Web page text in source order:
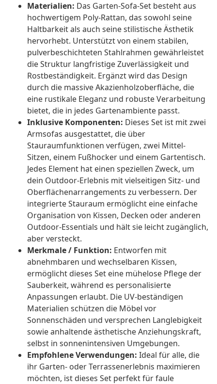
Materialien: Das Garten-Sofa-Set besteht aus
hochwertigem Poly-Rattan, das sowohl seine
Haltbarkeit als auch seine stilistische Ästhetik
hervorhebt. Unterstützt von einem stabilen,
pulverbeschichteten Stahlrahmen gewährleistet
die Struktur langfristige Zuverlässigkeit und
Rostbeständigkeit. Ergänzt wird das Design
durch die massive Akazienholzoberfläche, die
eine rustikale Eleganz und robuste Verarbeitung
bietet, die in jedes Gartenambiente passt.
Inklusive Komponenten: Dieses Set ist mit zwei
Armsofas ausgestattet, die über
Stauraumfunktionen verfügen, zwei Mittel-
Sitzen, einem Fußhocker und einem Gartentisch.
Jedes Element hat einen speziellen Zweck, um
dein Outdoor-Erlebnis mit vielseitigen Sitz- und
Oberflächenarrangements zu verbessern. Der
integrierte Stauraum ermöglicht eine einfache
Organisation von Kissen, Decken oder anderen
Outdoor-Essentials und hält sie leicht zugänglich,
aber versteckt.
Merkmale / Funktion: Entworfen mit
abnehmbaren und wechselbaren Kissen,
ermöglicht dieses Set eine mühelose Pflege der
Sauberkeit, während es personalisierte
Anpassungen erlaubt. Die UV-beständigen
Materialien schützen die Möbel vor
Sonnenschäden und versprechen Langlebigkeit
sowie anhaltende ästhetische Anziehungskraft,
selbst in sonnenintensiven Umgebungen.
Empfohlene Verwendungen: Ideal für alle, die
ihr Garten- oder Terrassenerlebnis maximieren
möchten, ist dieses Set perfekt für faule